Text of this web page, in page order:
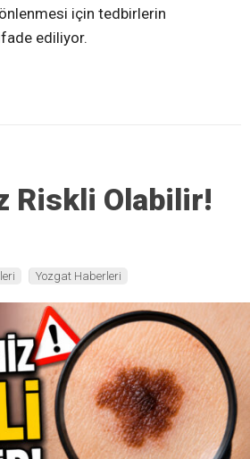
için tedbirlerin
ediliyor.
Riskli Olabilir!
Yozgat Haberleri